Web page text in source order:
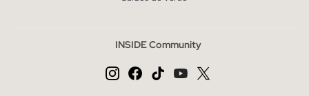
INSIDE Community